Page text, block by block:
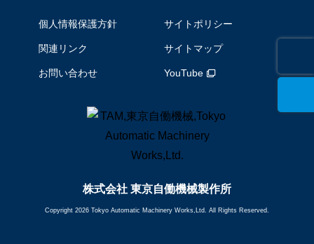
個人情報保護方針 サイトポリシー
関連リンク サイトマップ
お問い合わせ YouTube
株式会社 東京自働機械製作所
Copyright 2026 Tokyo Automatic Machinery Works,Ltd. All Rights Reserved.